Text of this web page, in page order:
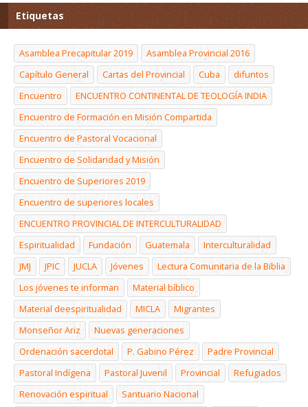
Etiquetas
Asamblea Precapitular 2019
Asamblea Provincial 2016
Capítulo General
Cartas del Provincial Cuba
difuntos
Encuentro
ENCUENTRO CONTINENTAL DE TEOLOGÍA INDIA
Encuentro de Formación en Misión Compartida
Encuentro de Pastoral Vocacional
Encuentro de Solidaridad y Misión
Encuentro de Superiores 2019
Encuentro de superiores locales
ENCUENTRO PROVINCIAL DE INTERCULTURALIDAD
Espiritualidad
Fundación Guatemala
Interculturalidad
JMJ
JPIC JUCLA Jóvenes
Lectura Comunitaria de la Biblia
Los jóvenes te informan
Material bíblico
Material deespiritualidad
MICLA
Migrantes
Monseñor Ariz
Nuevas generaciones
Ordenación sacerdotal
P. Gabino Pérez
Padre Provincial
Pastoral Indígena
Pastoral Juvenil Provincial
Refugiados
Renovación espiritual
Santuario Nacional